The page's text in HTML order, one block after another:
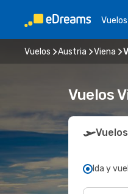
Vuelos
Vuelos Austria Viena
Vuelos
Vuelos
Ida y